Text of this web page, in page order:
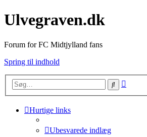
Ulvegraven.dk
Forum for FC Midtjylland fans
Spring til indhold
Søg
Hurtige links
Ubesvarede indlæg